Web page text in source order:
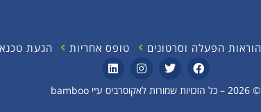
הוראות הפעלה וסרטונים טופס אחריות הגעת
© 2026 – כל הזכויות שמורות לאקוסרביס ע׳׳י bamboo